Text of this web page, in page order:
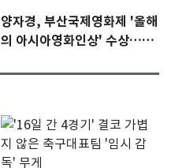
양자경, 부산국제영화제 '올해
의 아시아영화인상' 수상…15